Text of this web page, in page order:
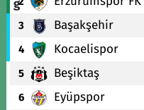
3 Başakşehir
4 Kocaelispor
5 Beşiktaş
6 Eyüpspor